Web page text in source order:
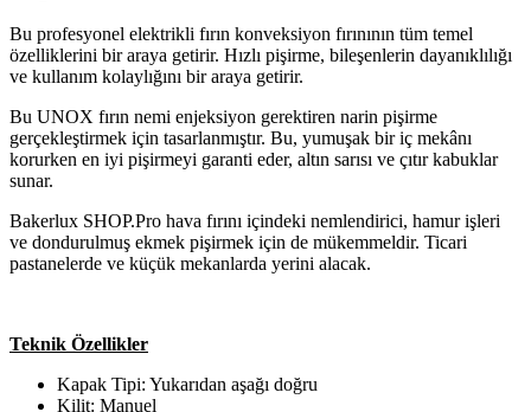
Bu profesyonel elektrikli fırın konveksiyon fırınının tüm temel
özelliklerini bir araya getirir. Hızlı pişirme, bileşenlerin dayanıklılığı
ve kullanım kolaylığını bir araya getirir.
Bu UNOX fırın nemi enjeksiyon gerektiren narin pişirme
gerçekleştirmek için tasarlanmıştır. Bu, yumuşak bir iç mekânı
korurken en iyi pişirmeyi garanti eder, altın sarısı ve çıtır kabuklar
sunar.
Bakerlux SHOP.Pro hava fırını içindeki nemlendirici, hamur işleri
ve dondurulmuş ekmek pişirmek için de mükemmeldir. Ticari
pastanelerde ve küçük mekanlarda yerini alacak.
Teknik Özellikler
Kapak Tipi: Yukarıdan aşağı doğru
Kilit: Manuel